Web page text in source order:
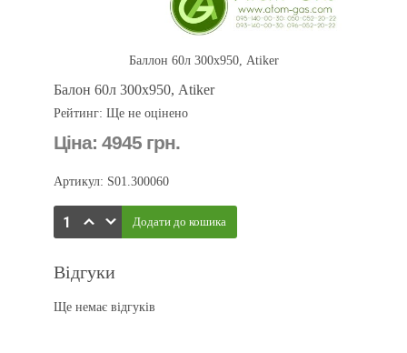
Баллон 60л 300х950, Atiker
Балон 60л 300х950, Atiker
Рейтинг: Ще не оцінено
Ціна: 4945 грн.
Артикул: S01.300060
Відгуки
Ще немає відгуків